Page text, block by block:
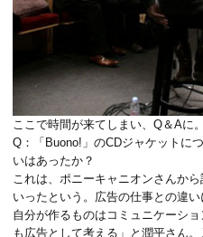
ここで時間が来てしまい、Q＆Aに
Q：「Buono!」のCDジャケットに
いはあったか？
これは、ポニーキャニオンさんか
いったという。広告の仕事との違
自分が作るものはコミュニケーシ
も広告として考える」と潤平さん